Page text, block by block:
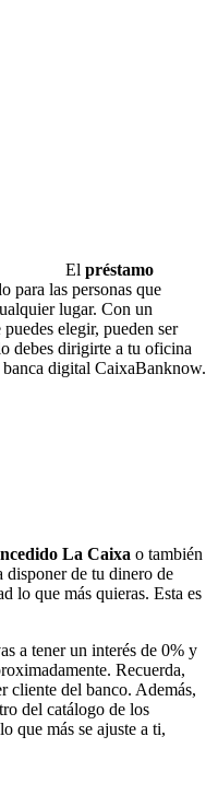
El préstamo
para las personas que
lugar. Con un
elegir, pueden ser
debes dirigirte a tu oficina
digital CaixaBanknow.
La Caixa o también
disponer de tu dinero de
lo que más quieras. Esta es
a tener un interés de 0% y
Recuerda,
cliente del banco. Además,
del catálogo de los
que más se ajuste a ti,